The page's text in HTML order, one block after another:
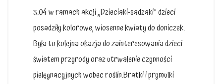
3.04 w ramach akcji ,,Dzieciaki-sadzaki” dzieci
posadziły kolorowe, wiosenne kwiaty do doniczek.
Była to kolejna okazja do zainteresowania dzieci
światem przyrody oraz utrwalenie czynności
pielęgnacyjnych wobec roślin.Bratki i prymulki